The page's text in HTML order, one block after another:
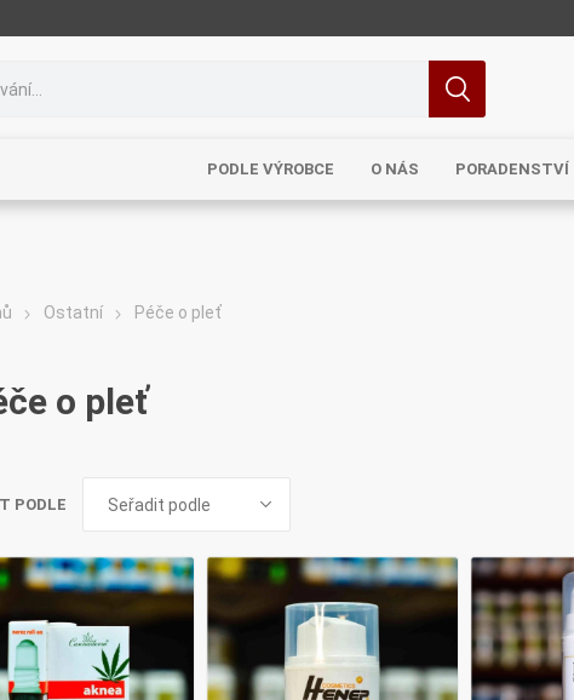
PODLE VÝROBCE
Lavylites
Bylinné
Lakshmi-
Korejský
O NÁS PORADENSTVÍ
Ostatní Péče o pleť
o pleť
PODLE